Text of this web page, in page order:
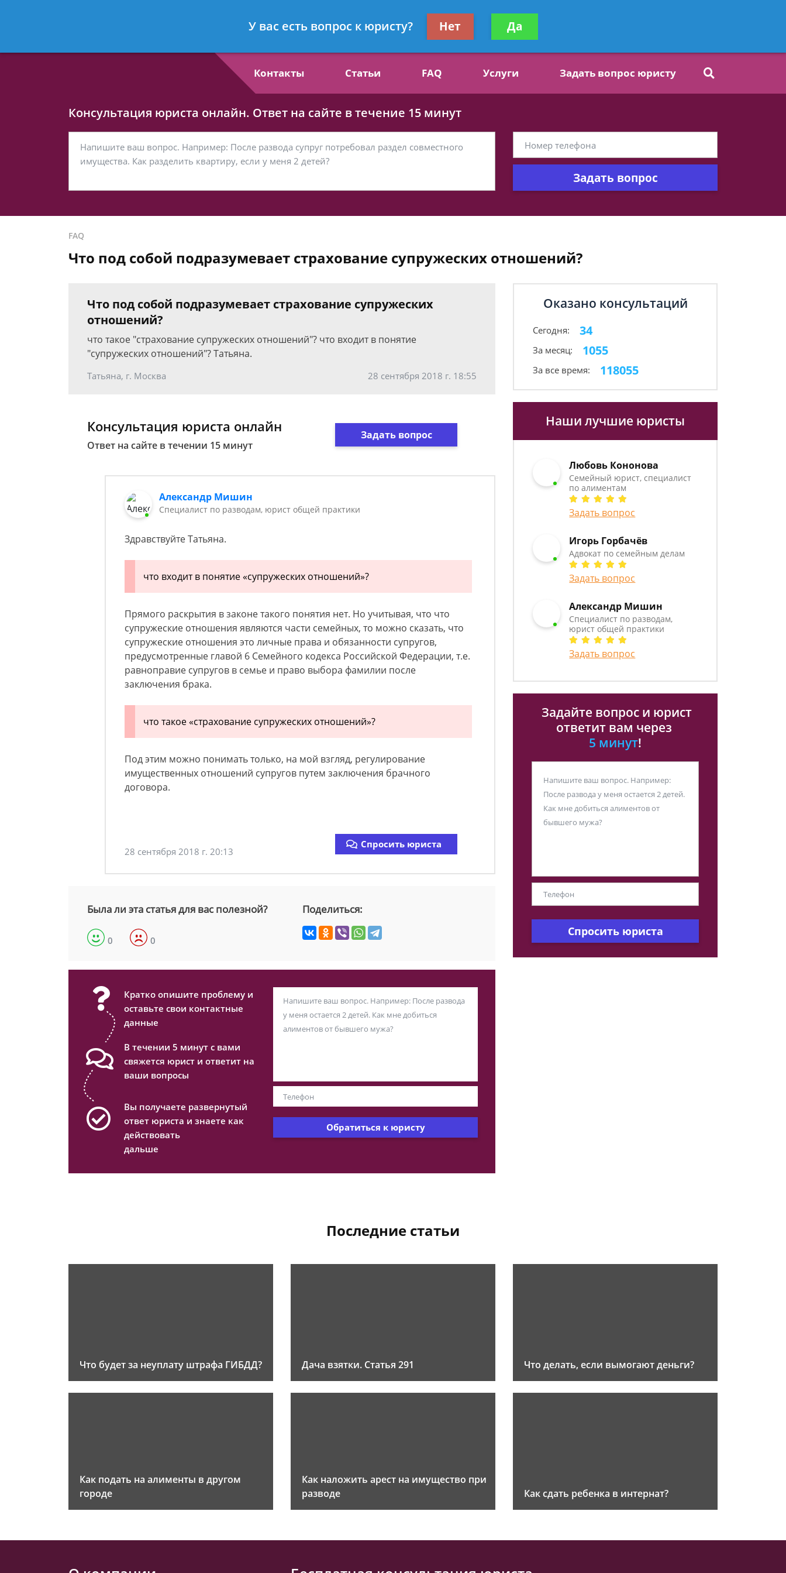
- Семейный юрист, специалист по алиментам
Получите консультацию
бесплатно
Контакты Статьи FAQ Услуги Задать вопрос юристу
Консультация юриста онлайн. Ответ на сайте в течение 15 минут
Задать вопрос
FAQ
Что под собой подразумевает страхование супружеских отношений?
Что под собой подразумевает страхование супружеских
отношений?
что такое "страхование супружеских отношений"? что входит в понятие
"супружеских отношений"? Татьяна.
Татьяна, г. Москва 28 сентября 2018 г. 18:55
Консультация юриста онлайн
Ответ на сайте в течении 15 минут
Задать вопрос
Александр Мишин
Специалист по разводам, юрист общей практики
Здравствуйте Татьяна.
что входит в понятие «супружеских отношений»?
Прямого раскрытия в законе такого понятия нет. Но учитывая, что что
супружеские отношения являются части семейных, то можно сказать, что
супружеские отношения это личные права и обязанности супругов,
предусмотренные главой 6 Семейного кодекса Российской Федерации, т.е.
равноправие супругов в семье и право выбора фамилии после
заключения брака.
что такое «страхование супружеских отношений»?
Под этим можно понимать только, на мой взгляд, регулирование
имущественных отношений супругов путем заключения брачного
договора.
28 сентября 2018 г. 20:13
Спросить юриста
Была ли эта статья для вас полезной?
0 0
Поделиться:
Кратко опишите проблему и
оставьте свои контактные
данные
В течении 5 минут с вами
свяжется юрист и ответит на
ваши вопросы
Вы получаете развернутый
ответ юриста и знаете как
действовать
дальше
Обратиться к юристу
Оказано консультаций
Сегодня: 34
За месяц: 1055
За все время: 118055
Наши лучшие юристы
Любовь Кононова
Семейный юрист, специалист
по алиментам
Задать вопрос
Игорь Горбачёв
Адвокат по семейным делам
Задать вопрос
Александр Мишин
Специалист по разводам,
юрист общей практики
Задать вопрос
Задайте вопрос и юрист
ответит вам через
5 минут!
Спросить юриста
Последние статьи
Что будет за неуплату штрафа ГИБДД? Дача взятки. Статья 291 Что делать, если вымогают деньги?
Как подать на алименты в другом
городе
Как наложить арест на имущество при
разводе
Как сдать ребенка в интернат?
У вас есть вопрос к юристу? Нет Да